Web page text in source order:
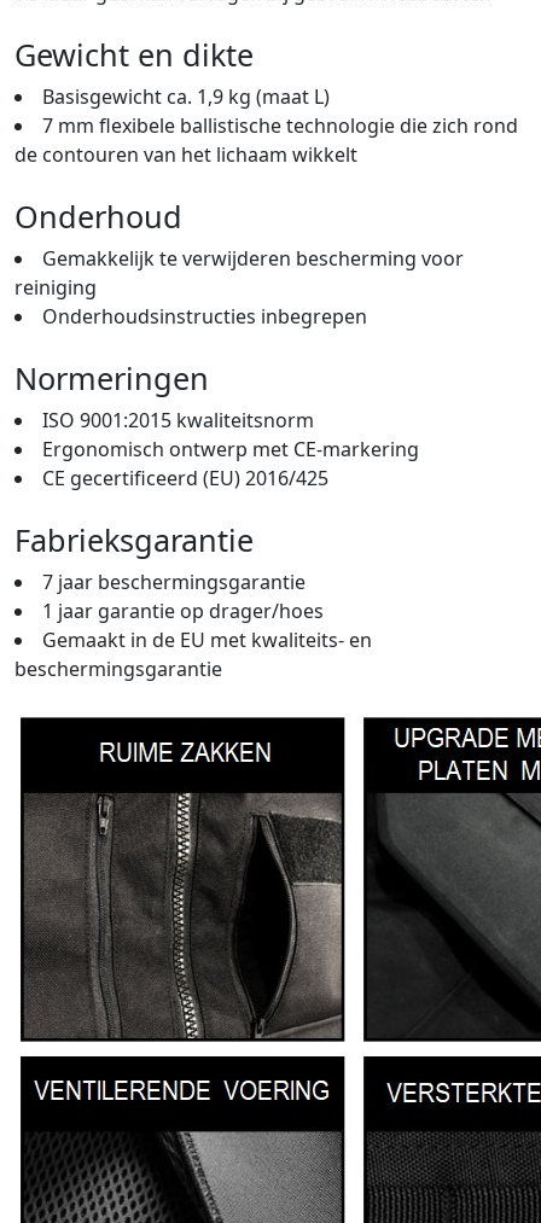
Gewicht en dikte
Basisgewicht ca. 1,9 kg (maat L)
7 mm flexibele ballistische technologie die zich rond
de contouren van het lichaam wikkelt
Onderhoud
Gemakkelijk te verwijderen bescherming voor
reiniging
Onderhoudsinstructies inbegrepen
Normeringen
ISO 9001:2015 kwaliteitsnorm
Ergonomisch ontwerp met CE-markering
CE gecertificeerd (EU) 2016/425
Fabrieksgarantie
7 jaar beschermingsgarantie
1 jaar garantie op drager/hoes
Gemaakt in de EU met kwaliteits- en
beschermingsgarantie